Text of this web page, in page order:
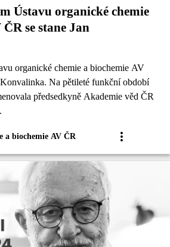
Ústavu organické chemie
se stane Jan
organické chemie a biochemie AV
Na pětileté funkční období
předsedkyně Akademie věd ČR
a biochemie AV ČR